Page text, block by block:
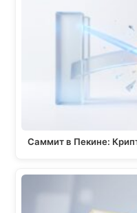
Саммит в Пекине: